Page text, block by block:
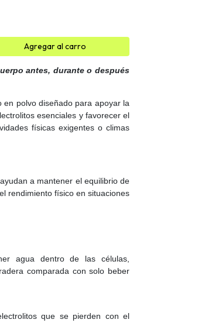
Agregar al carro
antes, durante o después
en polvo diseñado para apoyar la
esenciales y favorecer el
físicas exigentes o climas
a mantener el equilibrio de
rendimiento físico en situaciones
agua dentro de las células,
comparada con solo beber
que se pierden con el